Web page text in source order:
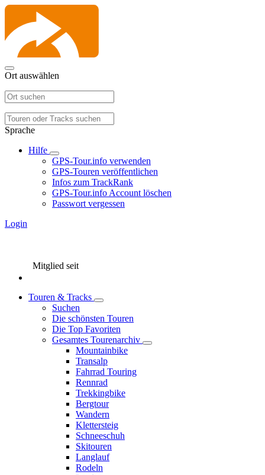
Ort auswählen
Sprache
Hilfe
GPS-Tour.info verwenden
GPS-Touren veröffentlichen
Infos zum TrackRank
GPS-Tour.info Account löschen
Passwort vergessen
Login
Mitglied seit
Touren & Tracks
Suchen
Die schönsten Touren
Die Top Favoriten
Gesamtes Tourenarchiv
Mountainbike
Transalp
Fahrrad Touring
Rennrad
Trekkingbike
Bergtour
Wandern
Klettersteig
Schneeschuh
Skitouren
Langlauf
Rodeln